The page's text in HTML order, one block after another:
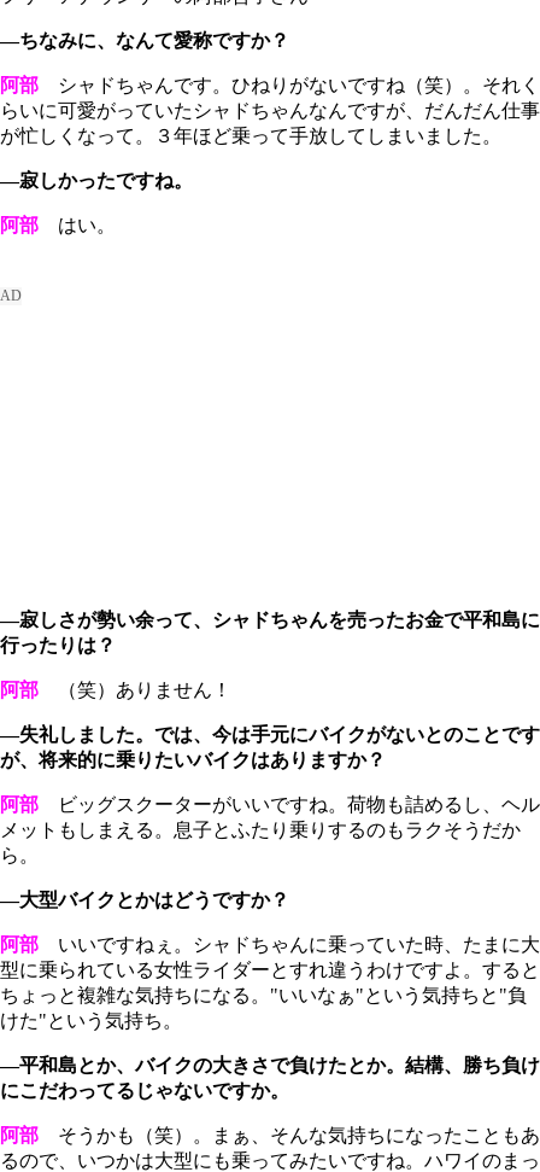
―ちなみに、なんて愛称ですか？
阿部 シャドちゃんです。ひねりがないですね（笑）。それく
らいに可愛がっていたシャドちゃんなんですが、だんだん仕事
が忙しくなって。３年ほど乗って手放してしまいました。
―寂しかったですね。
阿部 はい。
―寂しさが勢い余って、シャドちゃんを売ったお金で平和島に
行ったりは？
阿部 （笑）ありません！
―失礼しました。では、今は手元にバイクがないとのことです
が、将来的に乗りたいバイクはありますか？
阿部 ビッグスクーターがいいですね。荷物も詰めるし、ヘル
メットもしまえる。息子とふたり乗りするのもラクそうだか
ら。
―大型バイクとかはどうですか？
阿部 いいですねぇ。シャドちゃんに乗っていた時、たまに大
型に乗られている女性ライダーとすれ違うわけですよ。すると
ちょっと複雑な気持ちになる。"いいなぁ"という気持ちと"負
けた"という気持ち。
―平和島とか、バイクの大きさで負けたとか。結構、勝ち負け
にこだわってるじゃないですか。
阿部 そうかも（笑）。まぁ、そんな気持ちになったこともあ
るので、いつかは大型にも乗ってみたいですね。ハワイのまっ